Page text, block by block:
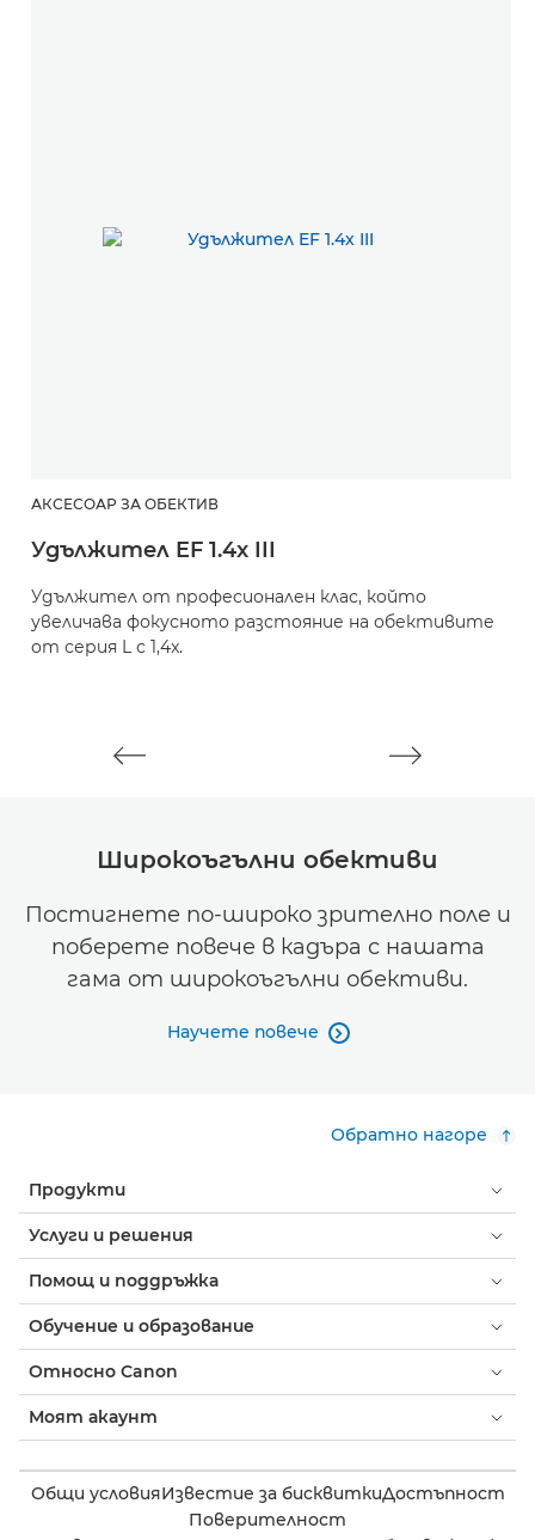
АКСЕСОАР ЗА ОБЕКТИВ
Удължител EF 1.4x III
Удължител от професионален клас, който
увеличава фокусното разстояние на обективите
от серия L с 1,4x.
Широкоъгълни обективи
Постигнете по-широко зрително поле и
поберете повече в кадъра с нашата
гама от широкоъгълни обективи.
Научете повече 
Обратно нагоре
Продукти
Услуги и решения
Помощ и поддръжка
Обучение и образование
Относно Canon
Моят акаунт
Общи условияИзвестие за бисквиткиДостъпност
Поверителност